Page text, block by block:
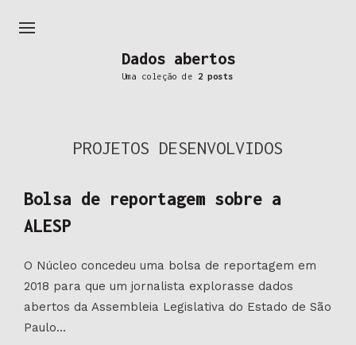
Dados abertos
Uma coleção de 2 posts
PROJETOS DESENVOLVIDOS
Bolsa de reportagem sobre a
ALESP
O Núcleo concedeu uma bolsa de reportagem em
2018 para que um jornalista explorasse dados
abertos da Assembleia Legislativa do Estado de São
Paulo...